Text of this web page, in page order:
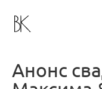
Анонс